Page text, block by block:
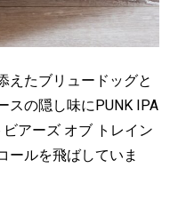
えたブリュードッグと
スの隠し味にPUNK IPA
アーズ オブ トレイン
ールを飛ばしていま